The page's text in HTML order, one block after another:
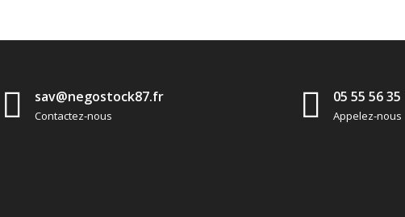
sav@negostock87.fr
Contactez-nous
05 55 56 35
Appelez-nous